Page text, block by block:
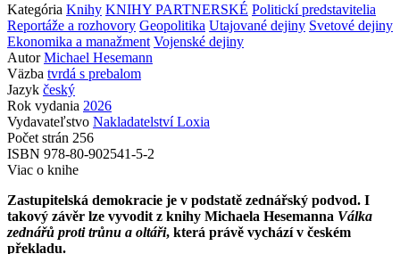
Kategória Knihy KNIHY PARTNERSKÉ Politickí predstavitelia
Reportáže a rozhovory Geopolitika Utajované dejiny Svetové dejiny
Ekonomika a manažment Vojenské dejiny
Autor Michael Hesemann
Väzba tvrdá s prebalom
Jazyk český
Rok vydania 2026
Vydavateľstvo Nakladatelství Loxia
Počet strán 256
ISBN 978-80-902541-5-2
Viac o knihe
Zastupitelská demokracie je v podstatě zednářský podvod. I
takový závěr lze vyvodit z knihy Michaela Hesemanna Válka
zednářů proti trůnu a oltáři, která právě vychází v českém
překladu.